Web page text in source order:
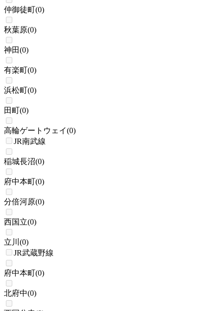
仲御徒町(0)
秋葉原(0)
神田(0)
有楽町(0)
浜松町(0)
田町(0)
高輪ゲートウェイ(0)
JR南武線
稲城長沼(0)
府中本町(0)
分倍河原(0)
西国立(0)
立川 (0)
JR武蔵野線
府中本町(0)
北府中(0)